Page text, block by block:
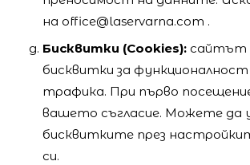
на office@laservarna.com .
Бисквитки (Cookies):сайтът
бисквитки за функционалност
трафика. При първо
вашето съгласие. Можете да
бисквитките през
си.